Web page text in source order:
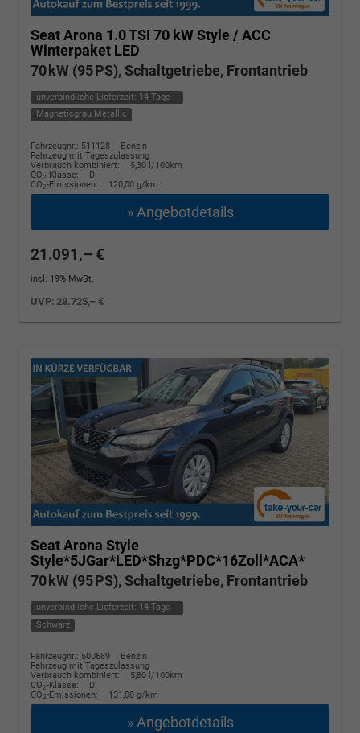
Seat Arona 1.0 TSI 70 kW Style / ACC
Winterpaket LED
70 kW (95 PS), Schaltgetriebe, Frontantrieb
unverbindliche Lieferzeit: 14 Tage
Magneticgrau Metallic
Fahrzeugnr.: 511128
Benzin
Fahrzeug mit Tageszulassung
Verbrauch kombiniert:
5,30 l/100km
CO2-Klasse:
D
CO2-Emissionen: 120,00 g/km
» Angebotdetails
21.091,– €
incl. 19% MwSt.
UVP:28.725,– €
Seat Arona Style
Style*5JGar*LED*Shzg*PDC*16Zoll*ACA*
70 kW (95 PS), Schaltgetriebe, Frontantrieb
unverbindliche Lieferzeit: 14 Tage
Schwarz
Fahrzeugnr.: 500689
Benzin
Fahrzeug mit Tageszulassung
Verbrauch kombiniert:
5,80 l/100km
CO2-Klasse:
D
CO2-Emissionen: 131,00 g/km
» Angebotdetails